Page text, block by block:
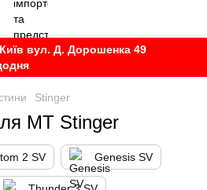
вул. Д. Дорошенка 49
Stinger
MT Stinger
2 SV Genesis SV